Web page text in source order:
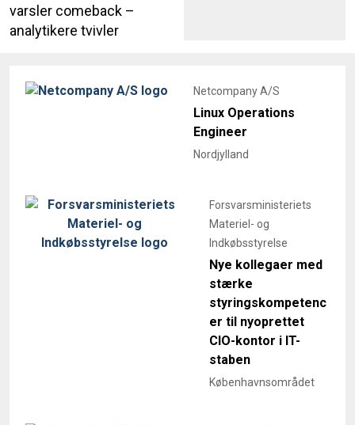
varsler comeback –
analytikere tvivler
Netcompany A/S
Linux Operations
Engineer
Nordjylland
Forsvarsministeriets
Materiel- og
Indkøbsstyrelse
Nye kollegaer med
stærke
styringskompetenc
er til nyoprettet
CIO-kontor i IT-
staben
Københavnsområdet